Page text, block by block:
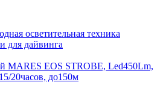
осветительная техника
для дайвинга
MARES EOS STROBE, Led450Lm,
20часов, до150м